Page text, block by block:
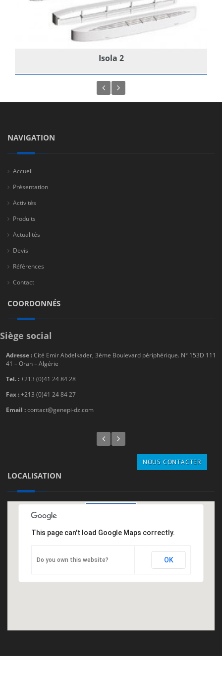
Isola 2
NAVIGATION
Accueil
Présentation
Activités
Produits
Actualités
Devis
Références
Contact
COORDONNÉS
Siège social
Adresse :Cité Emir Abdelkader, 3ème Boulevard périphérique. N° 153D 111
41 – Oran – Algérie
Tel. :+213 (0)41 24 84 28
Fax :+213 (0)41 24 84 27
Email :contact@genepi-dz.com
NOUS CONTACTER
LOCALISATION
This page can't load Google Maps correctly.
Do you own this website? OK